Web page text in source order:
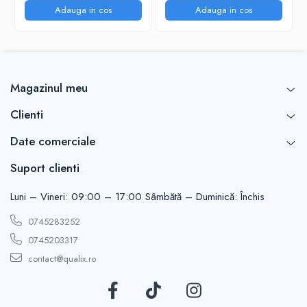
Adauga in cos Adauga in cos
Magazinul meu
Clienti
Date comerciale
Suport clienti
Luni – Vineri: 09:00 – 17:00 Sâmbătă – Duminică: Închis
0745283252
0745203317
contact@qualix.ro